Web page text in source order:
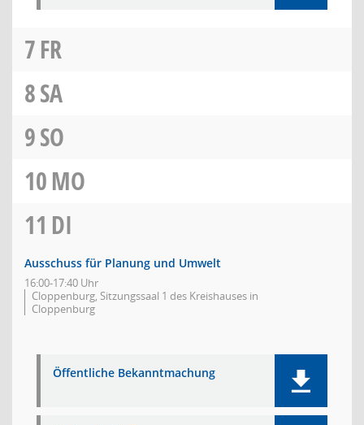
7FR
8SA
9SO
10MO
11 DI
Ausschuss für Planung und Umwelt
16:00-17:40 Uhr
Cloppenburg, Sitzungssaal 1 des Kreishauses in
Cloppenburg
Öffentliche Bekanntmachung